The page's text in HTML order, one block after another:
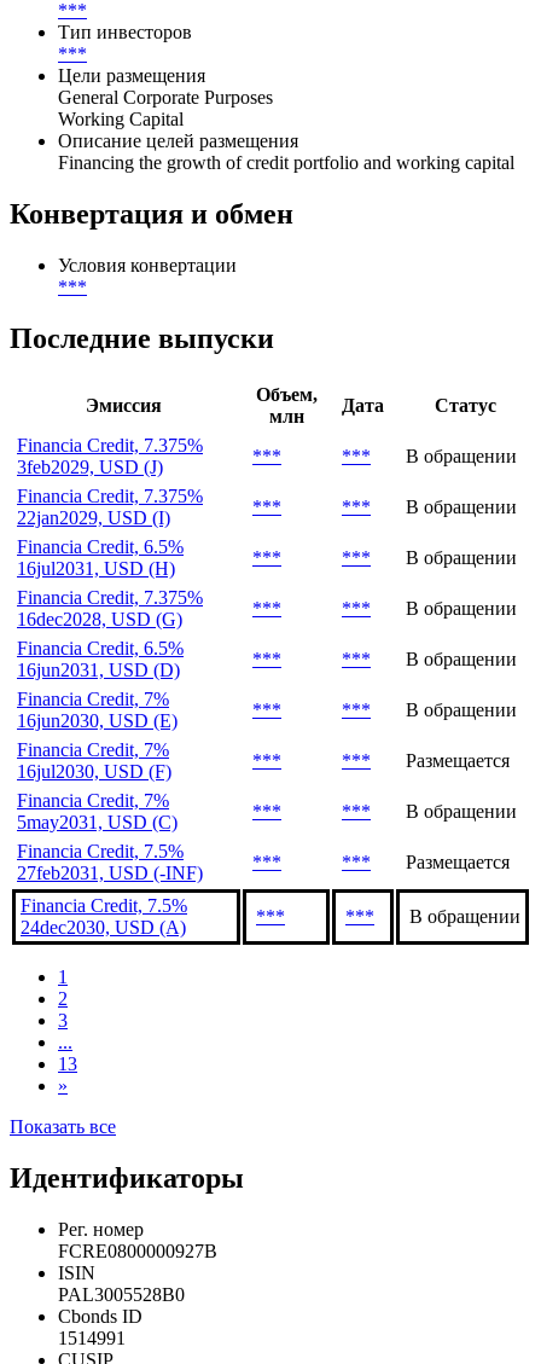
***
Тип инвесторов
***
Цели размещения
General Corporate Purposes
Working Capital
Описание целей размещения
Financing the growth of credit portfolio and working capital
Конвертация и обмен
Условия конвертации
***
Последние выпуски
Эмиссия
Объем,
млн
Дата
Статус
Financia Credit, 7.375%
3feb2029, USD (J)
*** ***
В обращении
Financia Credit, 7.375%
22jan2029, USD (I)
*** ***
В обращении
Financia Credit, 6.5%
16jul2031, USD (H)
*** ***
В обращении
Financia Credit, 7.375%
16dec2028, USD (G)
*** ***
В обращении
Financia Credit, 6.5%
16jun2031, USD (D)
*** ***
В обращении
Financia Credit, 7%
16jun2030, USD (E)
*** ***
В обращении
Financia Credit, 7%
16jul2030, USD (F)
*** ***
Размещается
Financia Credit, 7%
5may2031, USD (C)
*** ***
В обращении
Financia Credit, 7.5%
27feb2031, USD (-INF)
*** *** Размещается
Financia Credit, 7.5%
24dec2030, USD (A)
*** *** В обращении
1
2
3
...
13
»
Показать все
Идентификаторы
Рег. номер
FCRE0800000927B
ISIN
PAL3005528B0
Cbonds ID
1514991
CUSIP